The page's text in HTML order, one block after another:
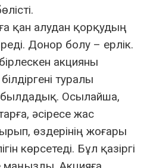
қан алудан қорқудың
Донор болу – ерлік.
акцияны
туралы
Осылайша,
әсіресе жас
өздерінің жоғары
көрсетеді. Бұл қазіргі